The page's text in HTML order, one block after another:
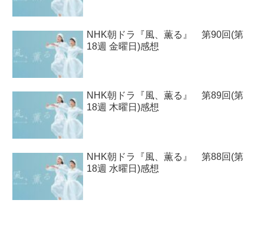
NHK朝ドラ『風、薫る』 第90回(第
18週 金曜日)感想
NHK朝ドラ『風、薫る』 第89回(第
18週 木曜日)感想
NHK朝ドラ『風、薫る』 第88回(第
18週 水曜日)感想